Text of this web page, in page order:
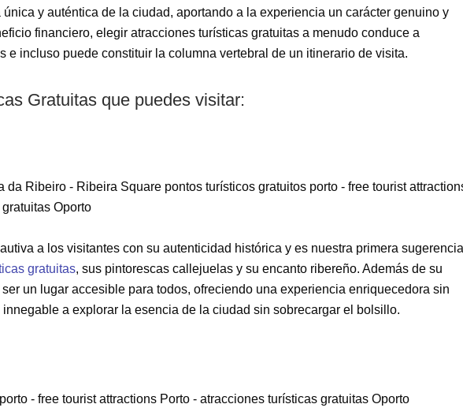
y auténtica de la ciudad, aportando a la experiencia un carácter genuino y
financiero, elegir atracciones turísticas gratuitas a menudo conduce a
e incluso puede constituir la columna vertebral de un itinerario de visita.
Gratuitas que puedes visitar:
a los visitantes con su autenticidad histórica y es nuestra primera sugerencia
gratuitas, sus pintorescas callejuelas y su encanto ribereño. Además de su
un lugar accesible para todos, ofreciendo una experiencia enriquecedora sin
a explorar la esencia de la ciudad sin sobrecargar el bolsillo.